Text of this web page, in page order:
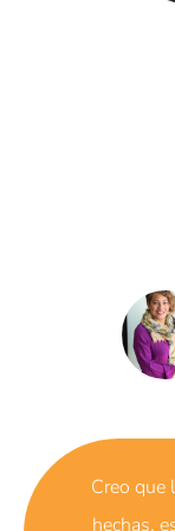
Creo que
hechas,